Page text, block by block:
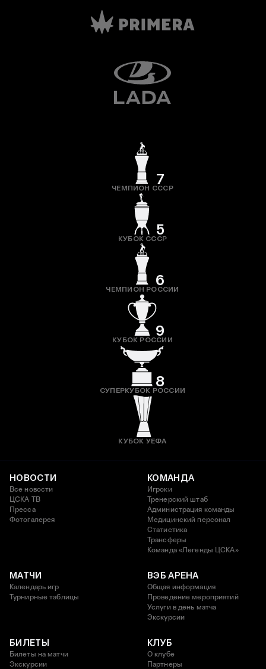
7
ЧЕМПИОН СССР
5
КУБОК СССР
6
ЧЕМПИОН РОССИИ
9
КУБОК РОССИИ
8
СУПЕРКУБОК РОССИИ
КУБОК УЕФА
НОВОСТИ
Все новости
ЦСКА ТВ
Пресса
Фотогалерея
КОМАНДА
Игроки
Тренерский штаб
Администрация команды
Медицинский персонал
Статистика
Трансферы
Команда «Легенды ЦСКА»
МАТЧИ
Календарь игр
Турнирные таблицы
ВЭБ АРЕНА
Общая информация
Проведение мероприятий
Услуги в день матча
Экскурсии
БИЛЕТЫ
Билеты на матчи
Экскурсии
КЛУБ
О клубе
Партнеры